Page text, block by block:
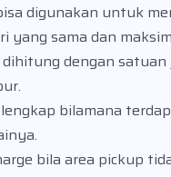
digunakan untuk
sama dan
dengan
bilamana
bila area pickup